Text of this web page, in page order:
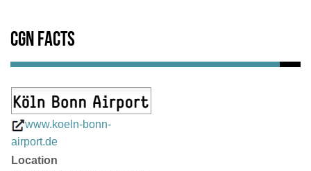
CGN Facts
www.koeln-bonn-
airport.de
Location